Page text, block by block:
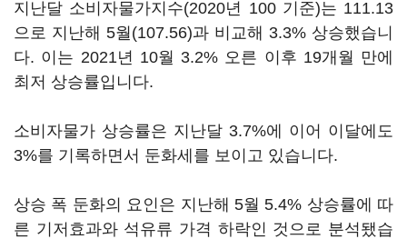
지난달 소비자물가지수(2020년 100 기준)는 111.13
으로 지난해 5월(107.56)과 비교해 3.3% 상승했습니
다. 이는 2021년 10월 3.2% 오른 이후 19개월 만에
최저 상승률입니다.
소비자물가 상승률은 지난달 3.7%에 이어 이달에도
3%를 기록하면서 둔화세를 보이고 있습니다.
상승 폭 둔화의 요인은 지난해 5월 5.4% 상승률에 따
른 기저효과와 석유류 가격 하락인 것으로 분석됐습